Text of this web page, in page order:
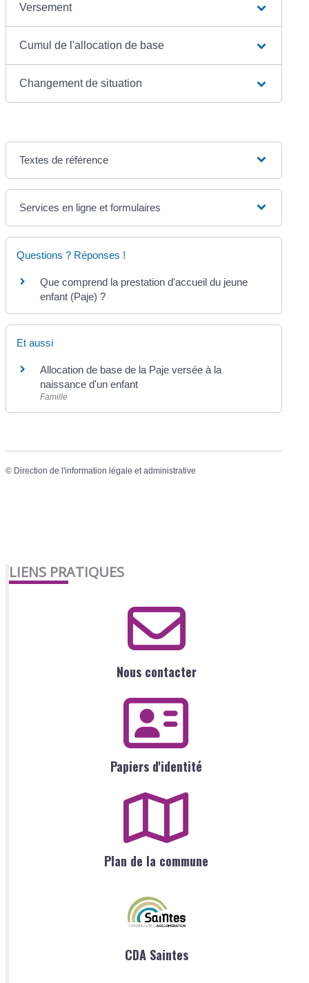
Versement
Cumul de l'allocation de base
Changement de situation
Textes de référence
Services en ligne et formulaires
Questions ? Réponses !
Que comprend la prestation d'accueil du jeune
enfant (Paje) ?
Et aussi
Allocation de base de la Paje versée à la
naissance d'un enfant
Famille
© Direction de l'information légale et administrative
LIENS PRATIQUES
Nous contacter
Papiers d'identité
Plan de la commune
CDA Saintes